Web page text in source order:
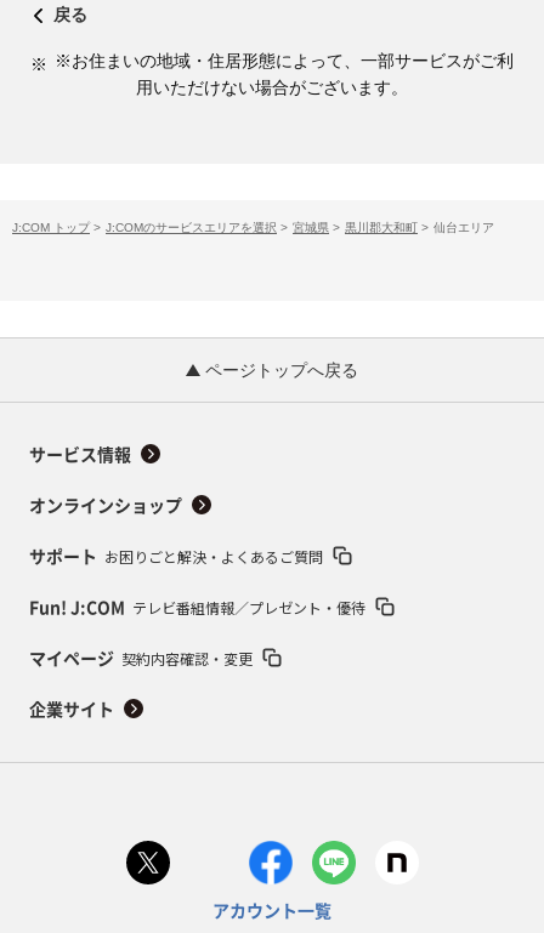
戻る
※お住まいの地域・住居形態によって、一部サービスがご利
用いただけない場合がございます。
J:COM トップ > J:COMのサービスエリアを選択 > 宮城県 > 黒川郡大和町 > 仙台エリア
ページトップへ戻る
サービス情報
オンラインショップ
サポート お困りごと解決・よくあるご質問
Fun! J:COM テレビ番組情報／プレゼント・優待
マイページ 契約内容確認・変更
企業サイト
アカウント一覧